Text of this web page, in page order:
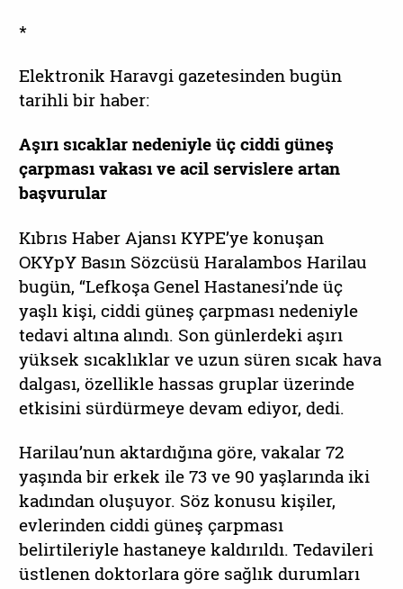
*
Elektronik Haravgi gazetesinden bugün
tarihli bir haber:
Aşırı sıcaklar nedeniyle üç ciddi güneş
çarpması vakası ve acil servislere artan
başvurular
Kıbrıs Haber Ajansı KYPE’ye konuşan
OKYpY Basın Sözcüsü Haralambos Harilau
bugün, “Lefkoşa Genel Hastanesi’nde üç
yaşlı kişi, ciddi güneş çarpması nedeniyle
tedavi altına alındı. Son günlerdeki aşırı
yüksek sıcaklıklar ve uzun süren sıcak hava
dalgası, özellikle hassas gruplar üzerinde
etkisini sürdürmeye devam ediyor, dedi.
Harilau’nun aktardığına göre, vakalar 72
yaşında bir erkek ile 73 ve 90 yaşlarında iki
kadından oluşuyor. Söz konusu kişiler,
evlerinden ciddi güneş çarpması
belirtileriyle hastaneye kaldırıldı. Tedavileri
üstlenen doktorlara göre sağlık durumları